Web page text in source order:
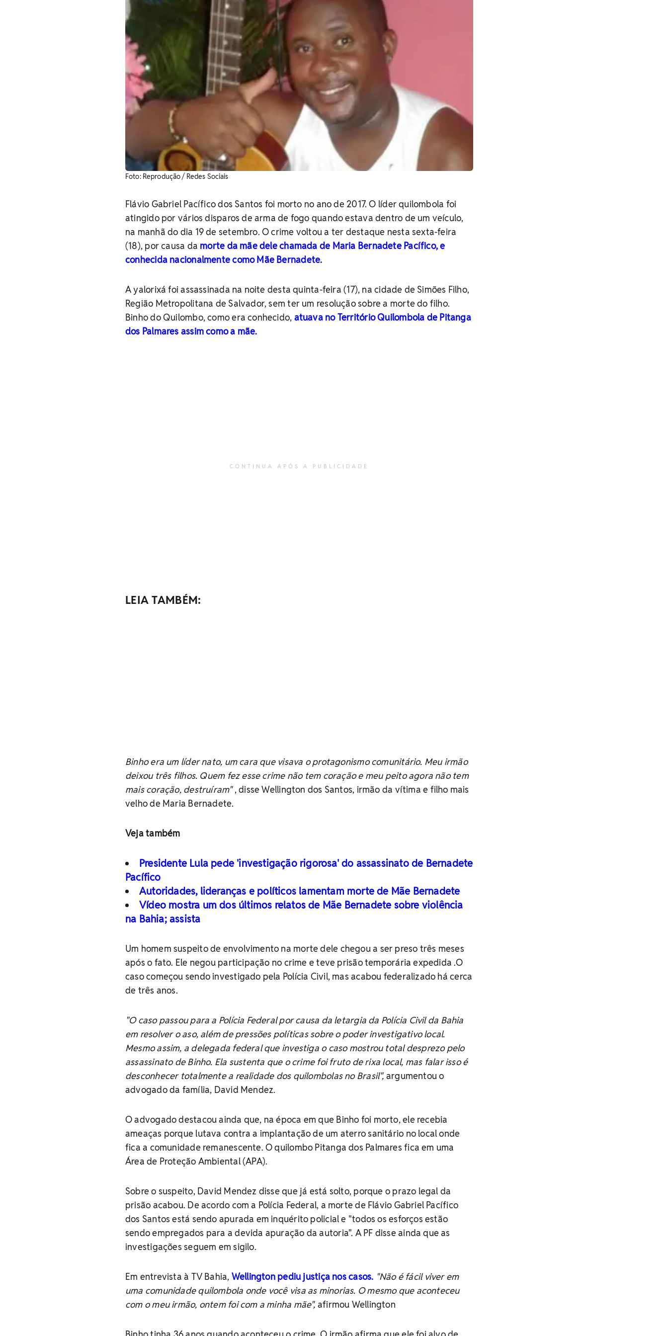
Foto: Reprodução / Redes Sociais
Flávio Gabriel Pacífico dos Santos foi morto no ano de 2017. O líder quilombola foi
atingido por vários disparos de arma de fogo quando estava dentro de um veículo,
na manhã do dia 19 de setembro. O crime voltou a ter destaque nesta sexta-feira
(18), por causa da morte da mãe dele chamada de Maria Bernadete Pacífico, e
conhecida nacionalmente como Mãe Bernadete.
A yalorixá foi assassinada na noite desta quinta-feira (17), na cidade de Simões Filho,
Região Metropolitana de Salvador, sem ter um resolução sobre a morte do filho.
Binho do Quilombo, como era conhecido, atuava no Território Quilombola de Pitanga
dos Palmares assim como a mãe.
CONTINUA APÓS A PUBLICIDADE
LEIA TAMBÉM:
Binho era um líder nato, um cara que visava o protagonismo comunitário. Meu irmão
deixou três filhos. Quem fez esse crime não tem coração e meu peito agora não tem
mais coração, destruíram", disse Wellington dos Santos, irmão da vítima e filho mais
velho de Maria Bernadete.
Veja também
Presidente Lula pede 'investigação rigorosa' do assassinato de Bernadete
Pacífico
Autoridades, lideranças e políticos lamentam morte de Mãe Bernadete
Vídeo mostra um dos últimos relatos de Mãe Bernadete sobre violência
na Bahia; assista
Um homem suspeito de envolvimento na morte dele chegou a ser preso três meses
após o fato. Ele negou participação no crime e teve prisão temporária expedida .O
caso começou sendo investigado pela Polícia Civil, mas acabou federalizado há cerca
de três anos.
"O caso passou para a Polícia Federal por causa da letargia da Polícia Civil da Bahia
em resolver o aso, além de pressões políticas sobre o poder investigativo local.
Mesmo assim, a delegada federal que investiga o caso mostrou total desprezo pelo
assassinato de Binho. Ela sustenta que o crime foi fruto de rixa local, mas falar isso é
desconhecer totalmente a realidade dos quilombolas no Brasil", argumentou o
advogado da família, David Mendez.
O advogado destacou ainda que, na época em que Binho foi morto, ele recebia
ameaças porque lutava contra a implantação de um aterro sanitário no local onde
fica a comunidade remanescente. O quilombo Pitanga dos Palmares fica em uma
Área de Proteção Ambiental (APA).
Sobre o suspeito, David Mendez disse que já está solto, porque o prazo legal da
prisão acabou. De acordo com a Polícia Federal, a morte de Flávio Gabriel Pacífico
dos Santos está sendo apurada em inquérito policial e "todos os esforços estão
sendo empregados para a devida apuração da autoria". A PF disse ainda que as
investigações seguem em sigilo.
Em entrevista à TV Bahia, Wellington pediu justiça nos casos. "Não é fácil viver em
uma comunidade quilombola onde você visa as minorias. O mesmo que aconteceu
com o meu irmão, ontem foi com a minha mãe", afirmou Wellington